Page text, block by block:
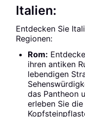
Italien:
Entdecken Sie
Regionen:
Rom:
ihren antiken
lebendigen
das Pantheon
erleben Sie